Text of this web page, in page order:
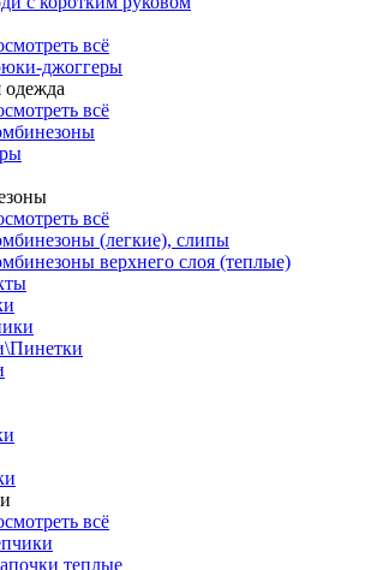
всё
джоггеры
одежда
всё
всё
(легкие), слипы
верхнего слоя (теплые)
всё
теплые